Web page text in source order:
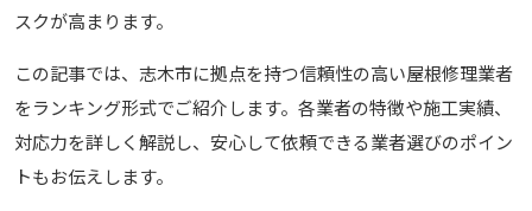
スクが高まります。
この記事では、志木市に拠点を持つ信頼性の高い屋根修理業者
をランキング形式でご紹介します。各業者の特徴や施工実績、
対応力を詳しく解説し、安心して依頼できる業者選びのポイン
トもお伝えします。